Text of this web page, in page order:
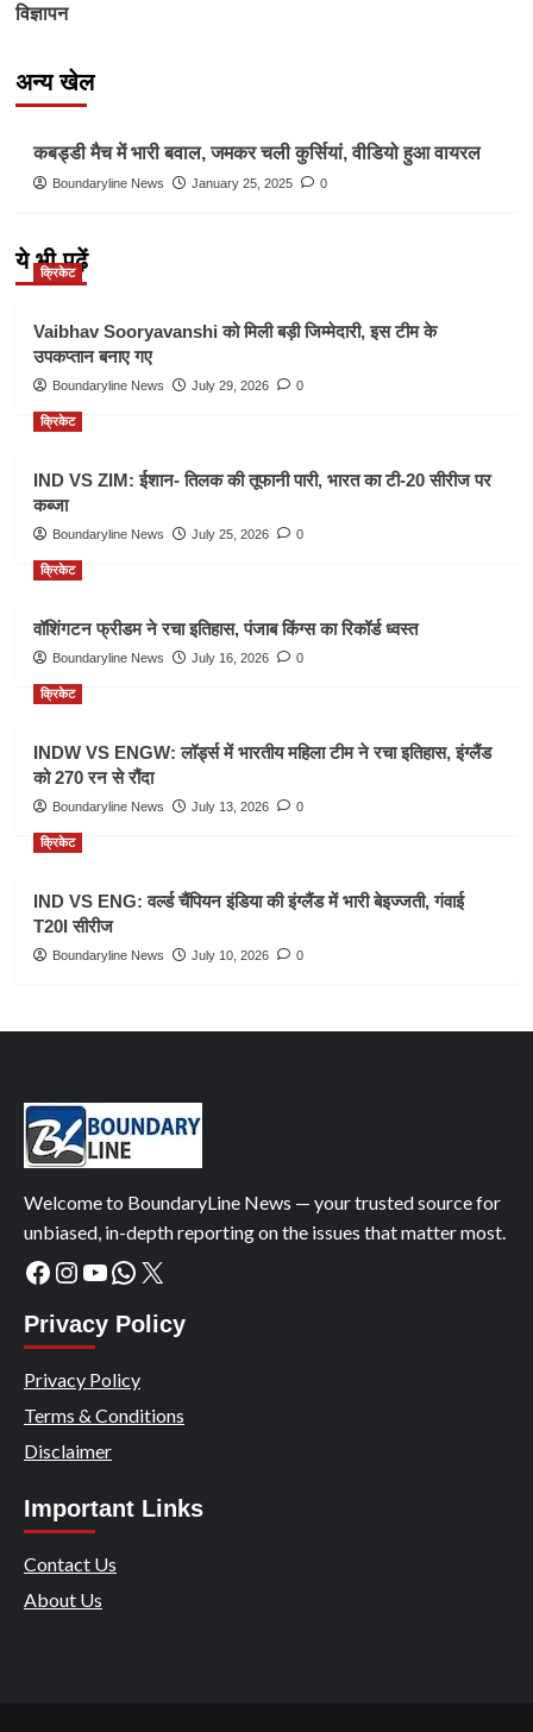
विज्ञापन
अन्य खेल
Other Sports
कबड्डी मैच में भारी बवाल, जमकर चली कुर्सियां, वीडियो हुआ वायरल
Boundaryline News January 25, 2025 0
ये भी पढ़ें
क्रिकेट
Vaibhav Sooryavanshi को मिली बड़ी जिम्मेदारी, इस टीम के
उपकप्तान बनाए गए
Boundaryline News July 29, 2026 0
क्रिकेट
IND VS ZIM: ईशान- तिलक की तूफानी पारी, भारत का टी-20 सीरीज पर
कब्जा
Boundaryline News July 25, 2026 0
क्रिकेट
वॉशिंगटन फ्रीडम ने रचा इतिहास, पंजाब किंग्स का रिकॉर्ड ध्वस्त
Boundaryline News July 16, 2026 0
क्रिकेट
INDW VS ENGW: लॉर्ड्स में भारतीय महिला टीम ने रचा इतिहास, इंग्लैंड
को 270 रन से रौंदा
Boundaryline News July 13, 2026 0
क्रिकेट
IND VS ENG: वर्ल्ड चैंपियन इंडिया की इंग्लैंड में भारी बेइज्जती, गंवाई
T20I सीरीज
Boundaryline News July 10, 2026 0
Welcome to BoundaryLine News — your trusted source for
unbiased, in-depth reporting on the issues that matter most.
Facebook
Instagram
YouTube
WhatsApp
X
Privacy Policy
Privacy Policy
Terms & Conditions
Disclaimer
Important Links
Contact Us
About Us